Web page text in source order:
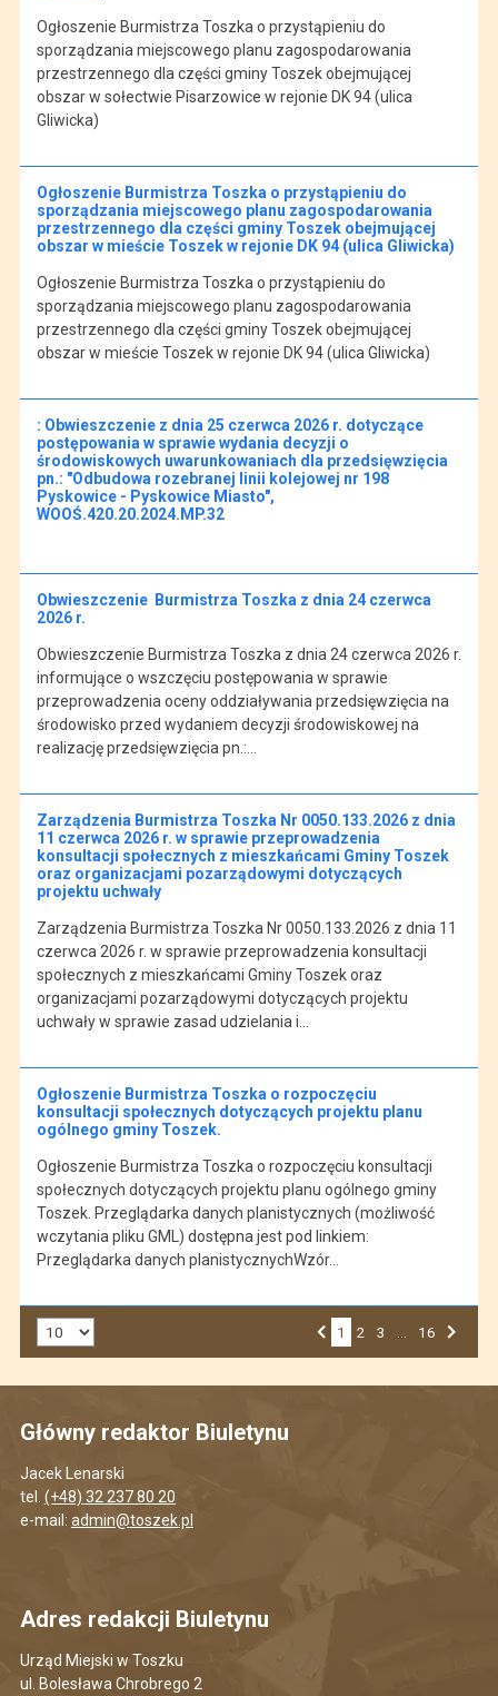
Ogłoszenie Burmistrza Toszka o przystąpieniu do
sporządzania miejscowego planu zagospodarowania
przestrzennego dla części gminy Toszek obejmującej
obszar w sołectwie Pisarzowice w rejonie DK 94 (ulica
Gliwicka)
Ogłoszenie Burmistrza Toszka o przystąpieniu do
sporządzania miejscowego planu zagospodarowania
przestrzennego dla części gminy Toszek obejmującej
obszar w mieście Toszek w rejonie DK 94 (ulica Gliwicka)
Ogłoszenie Burmistrza Toszka o przystąpieniu do
sporządzania miejscowego planu zagospodarowania
przestrzennego dla części gminy Toszek obejmującej
obszar w mieście Toszek w rejonie DK 94 (ulica Gliwicka)
: Obwieszczenie z dnia 25 czerwca 2026 r. dotyczące
postępowania w sprawie wydania decyzji o
środowiskowych uwarunkowaniach dla przedsięwzięcia
pn.: "Odbudowa rozebranej linii kolejowej nr 198
Pyskowice - Pyskowice Miasto",
WOOŚ.420.20.2024.MP.32
Obwieszczenie Burmistrza Toszka z dnia 24 czerwca
2026 r.
Obwieszczenie Burmistrza Toszka z dnia 24 czerwca 2026 r.
informujące o wszczęciu postępowania w sprawie
przeprowadzenia oceny oddziaływania przedsięwzięcia na
środowisko przed wydaniem decyzji środowiskowej na
realizację przedsięwzięcia pn.:…
Zarządzenia Burmistrza Toszka Nr 0050.133.2026 z dnia
11 czerwca 2026 r. w sprawie przeprowadzenia
konsultacji społecznych z mieszkańcami Gminy Toszek
oraz organizacjami pozarządowymi dotyczących
projektu uchwały
Zarządzenia Burmistrza Toszka Nr 0050.133.2026 z dnia 11
czerwca 2026 r. w sprawie przeprowadzenia konsultacji
społecznych z mieszkańcami Gminy Toszek oraz
organizacjami pozarządowymi dotyczących projektu
uchwały w sprawie zasad udzielania i…
Ogłoszenie Burmistrza Toszka o rozpoczęciu
konsultacji społecznych dotyczących projektu planu
ogólnego gminy Toszek.
Ogłoszenie Burmistrza Toszka o rozpoczęciu konsultacji
społecznych dotyczących projektu planu ogólnego gminy
Toszek. Przeglądarka danych planistycznych (możliwość
wczytania pliku GML) dostępna jest pod linkiem:
Przeglądarka danych planistycznychWzór…
1 2 3 16
Główny redaktor Biuletynu
Jacek Lenarski
tel. (+48) 32 237 80 20
e-mail: admin@toszek.pl
Adres redakcji Biuletynu
Urząd Miejski w Toszku
ul. Bolesława Chrobrego 2